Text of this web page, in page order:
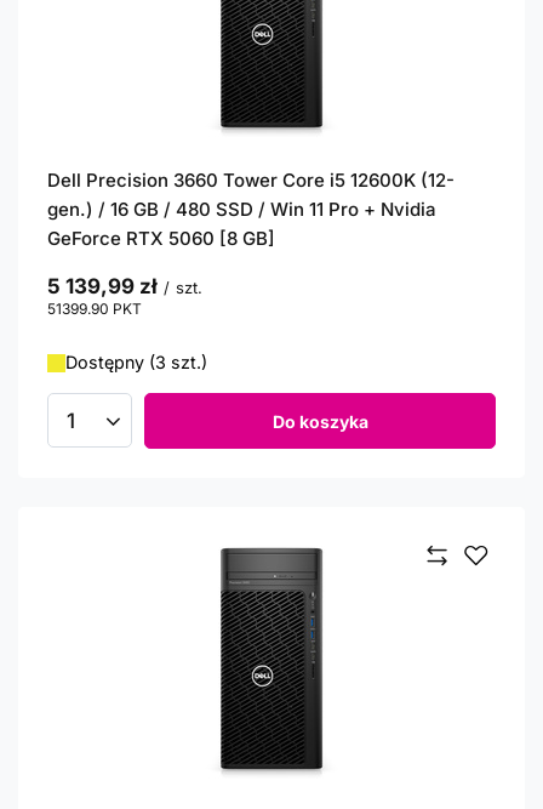
Dell Precision 3660 Tower Core i5 12600K (12-
gen.) / 16 GB / 480 SSD / Win 11 Pro + Nvidia
GeForce RTX 5060 [8 GB]
5 139,99 zł / szt.
51399.90 PKT
Dostępny (3 szt.)
Ilość produktów Do koszyka